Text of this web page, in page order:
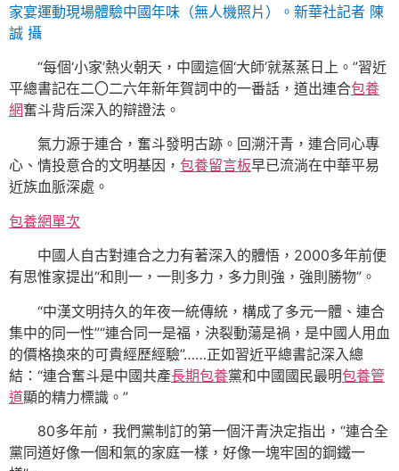
家宴運動現場體驗中國年味（無人機照片）。新華社記者 陳
誠 攝
“每個‘小家’熱火朝天，中國這個‘大師’就蒸蒸日上。”習近
平總書記在二〇二六年新年賀詞中的一番話，道出連合包養
網奮斗背后深入的辯證法。
氣力源于連合，奮斗發明古跡。回溯汗青，連合同心專
心、情投意合的文明基因， 包養留言板早已流淌在中華平易
近族血脈深處。
包養網單次
中國人自古對連合之力有著深入的體悟，2000多年前便
有思惟家提出“和則一，一則多力，多力則強，強則勝物”。
“中漢文明持久的年夜一統傳統，構成了多元一體、連合
集中的同一性”“連合同一是福，決裂動蕩是禍，是中國人用血
的價格換來的可貴經歷經驗”……正如習近平總書記深入總
結：“連合奮斗是中國共產長期包養黨和中國國民最明包養管
道顯的精力標識。”
80多年前，我們黨制訂的第一個汗青決定指出，“連合全
黨同道好像一個和氣的家庭一樣，好像一塊牢固的鋼鐵一